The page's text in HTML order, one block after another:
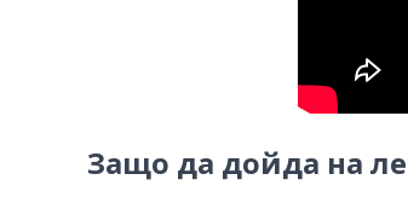
Защо да дойда на